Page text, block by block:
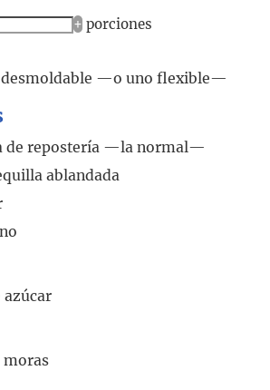
+ porciones
desmoldable —o uno flexible—
de repostería —la normal—
ablandada
azúcar
moras